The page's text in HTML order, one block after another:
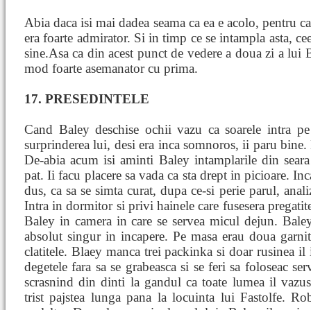
Abia daca isi mai dadea seama ca ea e acolo, pentru
era foarte admirator. Si in timp ce se intampla asta,
sine.Asa ca din acest punct de vedere a doua zi a lui
mod foarte asemanator cu prima.
17. PRESEDINTELE
Cand Baley deschise ochii vazu ca soarele intra
surprinderea lui, desi era inca somnoros, ii paru
De-abia acum isi aminti Baley intamplarile din
pat. Ii facu placere sa vada ca sta drept in picioare.
dus, ca sa se simta curat, dupa ce-si perie parul,
Intra in dormitor si privi hainele care fusesera
Baley in camera in care se servea micul dejun.
absolut singur in incapere. Pe masa erau doua
clatitele. Blaey manca trei packinka si doar rusinea il
degetele fara sa se grabeasca si se feri sa foloseac
scrasnind din dinti la gandul ca toate lumea il
trist pajstea lunga pana la locuinta lui Fastolfe.